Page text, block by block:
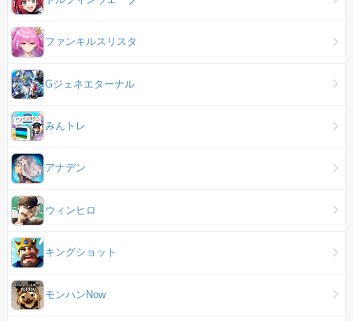
ファンキルスリスタ
Gジェネエターナル
みんトレ
アナデン
ウィンヒロ
キングショット
モンハンNow